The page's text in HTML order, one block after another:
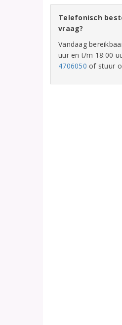
Telefonisch
vraag?
Vandaag
uur en t/m 18:00
4706050 of stuur